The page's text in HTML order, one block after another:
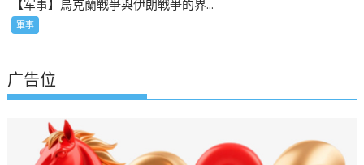
【军事】烏克蘭戰爭與伊朗戰爭的界...
軍事
广告位